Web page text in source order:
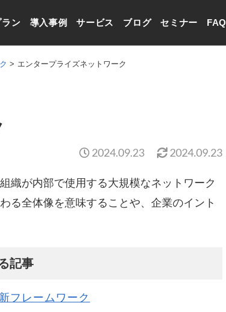
ン 導入事例 サービス ブログ セミナー FAQ
エンタープライズネットワーク
2024.09.23 2024.09.23
織が内部で使用する大規模なネットワーク
る全体像を意味することや、企業のイント
記事
フレームワーク